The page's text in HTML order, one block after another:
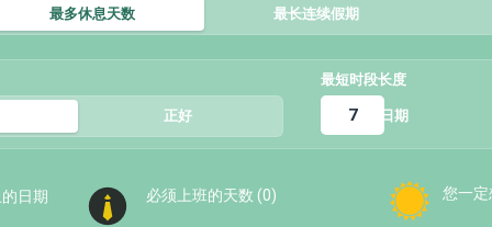
最多休息天数 最长连续假期
正好
最短时段长度
日期
日期 必须上班的天数 (0) 您一